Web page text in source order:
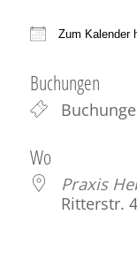
Zum Kalender
Buchungen
Wo
Praxis
Ritterstr.